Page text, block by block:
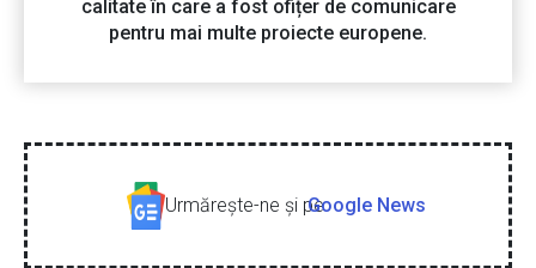
calitate în care a fost ofițer de comunicare
pentru mai multe proiecte europene.
Urmăreşte-ne şi peGoogle News